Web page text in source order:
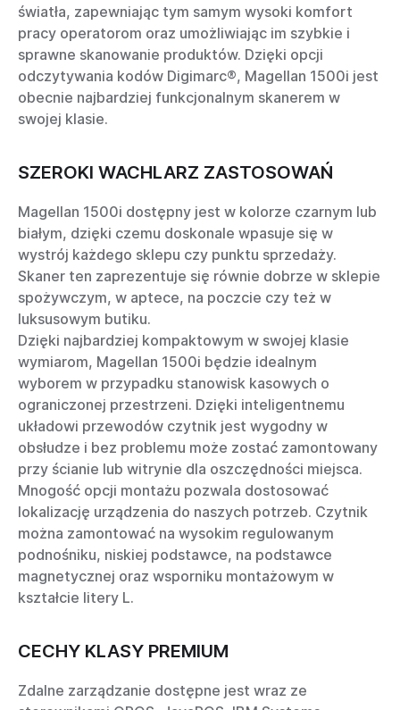
światła, zapewniając tym samym wysoki komfort
pracy operatorom oraz umożliwiając im szybkie i
sprawne skanowanie produktów. Dzięki opcji
odczytywania kodów Digimarc®, Magellan 1500i jest
obecnie najbardziej funkcjonalnym skanerem w
swojej klasie.
SZEROKI WACHLARZ ZASTOSOWAŃ
Magellan 1500i dostępny jest w kolorze czarnym lub
białym, dzięki czemu doskonale wpasuje się w
wystrój każdego sklepu czy punktu sprzedaży.
Skaner ten zaprezentuje się równie dobrze w sklepie
spożywczym, w aptece, na poczcie czy też w
luksusowym butiku.
Dzięki najbardziej kompaktowym w swojej klasie
wymiarom, Magellan 1500i będzie idealnym
wyborem w przypadku stanowisk kasowych o
ograniczonej przestrzeni. Dzięki inteligentnemu
układowi przewodów czytnik jest wygodny w
obsłudze i bez problemu może zostać zamontowany
przy ścianie lub witrynie dla oszczędności miejsca.
Mnogość opcji montażu pozwala dostosować
lokalizację urządzenia do naszych potrzeb. Czytnik
można zamontować na wysokim regulowanym
podnośniku, niskiej podstawce, na podstawce
magnetycznej oraz wsporniku montażowym w
kształcie litery L.
CECHY KLASY PREMIUM
Zdalne zarządzanie dostępne jest wraz ze